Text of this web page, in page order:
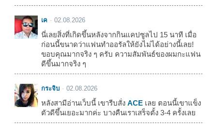
เค 02.08.2026
นี่เลยสิ่งที่เกิดขึ้นหลังจากกินแคปซูลไป 15 นาที เมื่อ
ก่อนนี้ขนาดว่าแฟนทำออรัลให้ยังไม่ได้อย่างนี้เลย!
ขอบคุณมากจริง ๆ ครับ ความสัมพันธ์ของผมกะแฟน
ดีขึ้นมากจริง ๆ
กระจิบ 02.08.2026
หลังสามีอ่านเว็บนี้ เขารีบสั่ง ACE เลย ตอนนี้เขาแข็ง
ตัวดีขึ้นเยอะมากค่ะ บางคืนเราเสร็จตั้ง 3-4 ครั้งเลย